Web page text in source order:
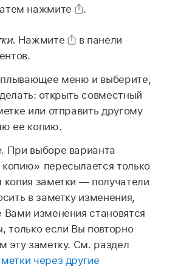
нажмите
.
Нажмите
в панели
меню и выберите,
открыть совместный
или отправить другому
ее копию.
При выборе варианта
пересылается только
копия заметки — получатели
в заметку изменения,
Вами изменения становятся
только если Вы повторно
эту заметку. См. раздел
через другие